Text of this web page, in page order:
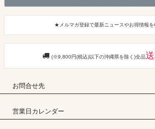
★メルマガ登録で最新ニュースやお得情報を
(※9,800円(税込)以下の沖縄県を除く)全品
お問合せ先
営業日カレンダー